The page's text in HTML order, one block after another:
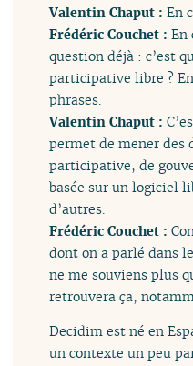
Valentin Chaput :En
Frédéric Couchet :En
question déjà : c’est
participative libre ?
phrases.
Valentin Chaput :
permet de mener des
participative, de
basée sur un logiciel
d’autres.
Frédéric Couchet :
dont on a parlé dans
ne me souviens plus
retrouvera ça,
Decidim est né en
un contexte un peu